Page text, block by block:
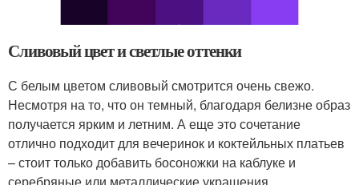
Сливовый цвет и светлые оттенки
С белым цветом сливовый смотрится очень свежо.
Несмотря на то, что он темный, благодаря белизне образ
получается ярким и летним. А еще это сочетание
отлично подходит для вечеринок и коктейльных платьев
– стоит только добавить босоножки на каблуке и
серебряные или металлические украшения.